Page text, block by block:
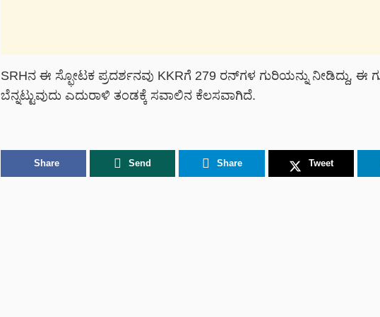
SRHನ ಈ ಸ್ಫೋಟಕ ಪ್ರದರ್ಶನವು KKRಗೆ 279 ರನ್‌ಗಳ ಗುರಿಯನ್ನು ನೀಡಿದ್ದು, ಈ
ಬೆನ್ನಟ್ಟುವುದು ಎದುರಾಳಿ ತಂಡಕ್ಕೆ ಸವಾಲಿನ ಕೆಲಸವಾಗಿದೆ.
Share Send Share Tweet